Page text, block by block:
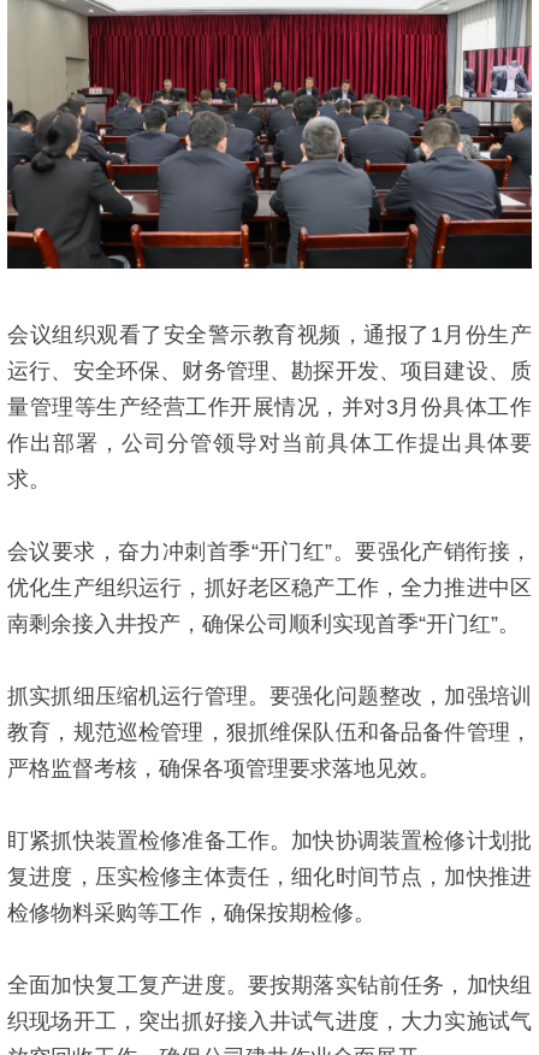
会议组织观看了安全警示教育视频，通报了1月份生产
运行、安全环保、财务管理、勘探开发、项目建设、质
量管理等生产经营工作开展情况，并对3月份具体工作
作出部署，公司分管领导对当前具体工作提出具体要
求。
会议要求，奋力冲刺首季“开门红”。要强化产销衔接，
优化生产组织运行，抓好老区稳产工作，全力推进中区
南剩余接入井投产，确保公司顺利实现首季“开门红”。
抓实抓细压缩机运行管理。要强化问题整改，加强培训
教育，规范巡检管理，狠抓维保队伍和备品备件管理，
严格监督考核，确保各项管理要求落地见效。
盯紧抓快装置检修准备工作。加快协调装置检修计划批
复进度，压实检修主体责任，细化时间节点，加快推进
检修物料采购等工作，确保按期检修。
全面加快复工复产进度。要按期落实钻前任务，加快组
织现场开工，突出抓好接入井试气进度，大力实施试气